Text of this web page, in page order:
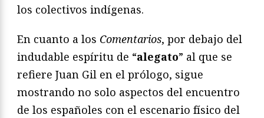
los colectivos indígenas.
En cuanto a los Comentarios, por debajo del
indudable espíritu de “alegato” al que se
refiere Juan Gil en el prólogo, sigue
mostrando no solo aspectos del encuentro
de los españoles con el escenario físico del